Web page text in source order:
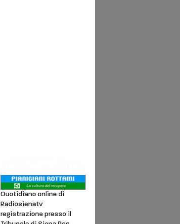
Quotidiano online di
Radiosienatv
registrazione presso il